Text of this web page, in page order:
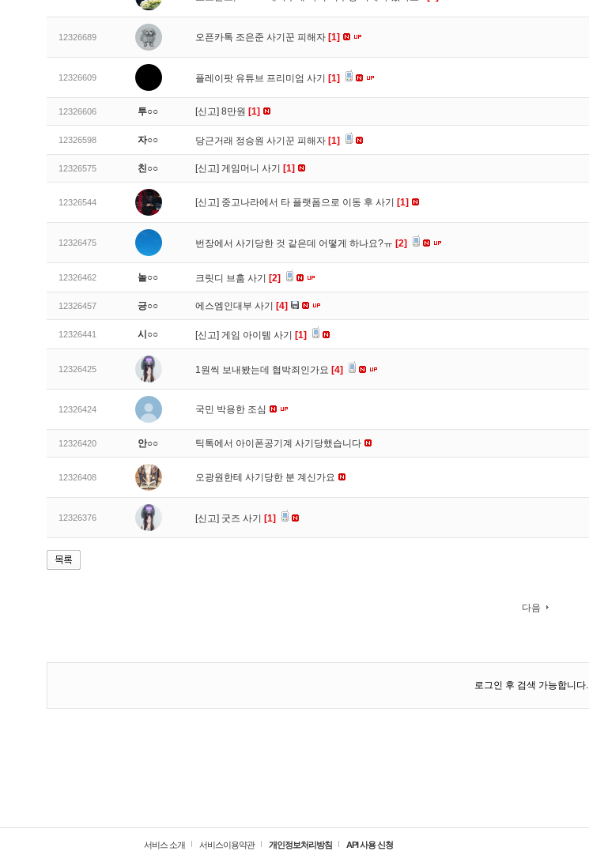
12326689 오픈카톡 조은준 사기꾼 피해자 [1]
12326609 플레이팟 유튜브 프리미엄 사기 [1]
12326606 투○○ [신고] 8만원 [1]
12326598 자○○ 당근거래 정승원 사기꾼 피해자 [1]
12326575 친○○ [신고] 게임머니 사기 [1]
12326544 [신고] 중고나라에서 타 플랫폼으로 이동 후 사기 [1]
12326475 번장에서 사기당한 것 같은데 어떻게 하나요?ㅠ [2]
12326462 놀○○ 크릿디 브훔 사기 [2]
12326457 긍○○ 에스엠인대부 사기 [4]
12326441 시○○ [신고] 게임 아이템 사기 [1]
12326425 1원씩 보내봤는데 협박죄인가요 [4]
12326424 국민 박용한 조심
12326420 안○○ 틱톡에서 아이폰공기계 사기당했습니다
12326408 오광원한테 사기당한 분 계신가요
12326376 [신고] 굿즈 사기 [1]
다음
로그인 후 검색 가능합니다.
서비스 소개 서비스이용약관 개인정보처리방침 API 사용 신청